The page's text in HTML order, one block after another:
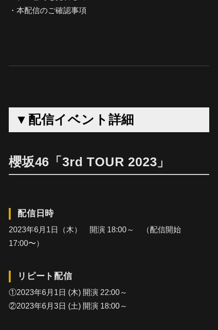
・本配信のご確認事項
▼配信イベント詳細
櫻坂46「3rd TOUR 2023」
配信日時
2023年6月1日（木） 開演 18:00～ （配信開始
17:00〜）
リピート配信
①2023年6月1日 (木) 開演 22:00～
②2023年6月3日 (土) 開演 18:00～